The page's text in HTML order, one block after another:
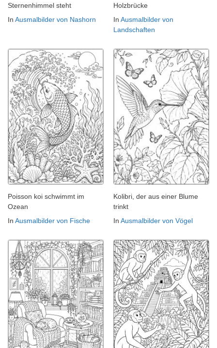
Sternenhimmel steht
In Ausmalbilder von Nashorn
Holzbrücke
In Ausmalbilder von
Landschaften
Poisson koi schwimmt im
Ozean
In Ausmalbilder von Fische
Kolibri, der aus einer Blume
trinkt
In Ausmalbilder von Vögel